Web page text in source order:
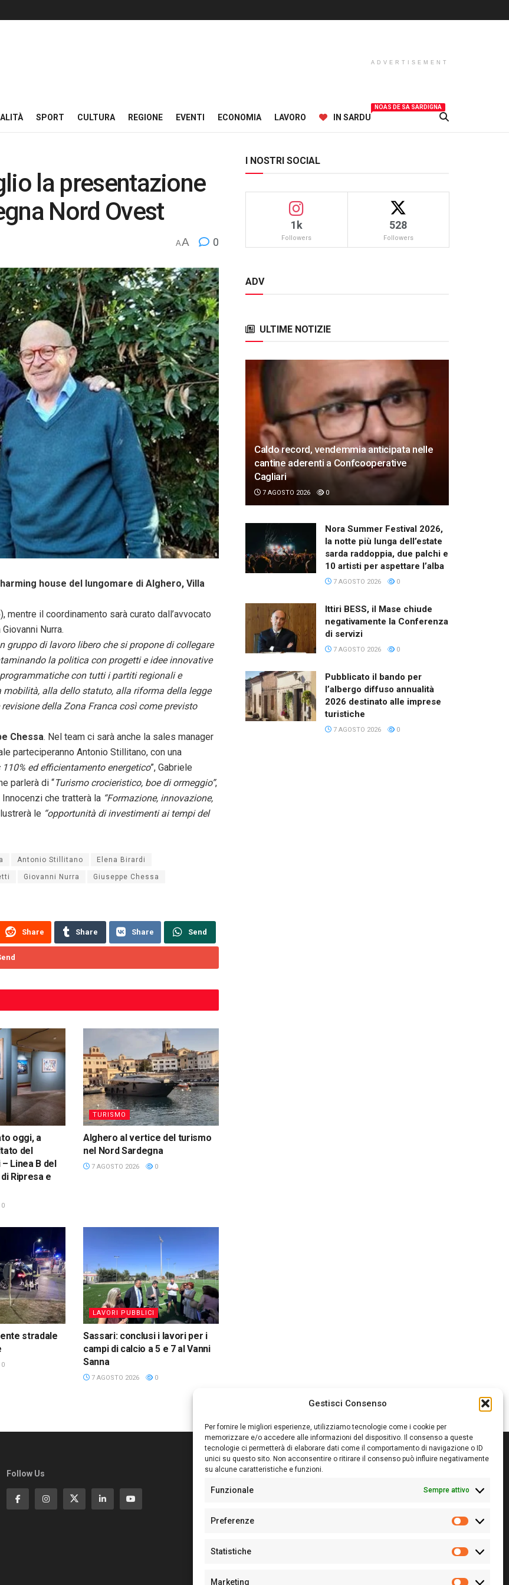
Gestisci Consenso
Per fornire le migliori esperienze, utilizziamo tecnologie come i cookie per
memorizzare e/o accedere alle informazioni del dispositivo. Il consenso a queste
tecnologie ci permetterà di elaborare dati come il comportamento di navigazione o ID
unici su questo sito. Non acconsentire o ritirare il consenso può influire negativamente
su alcune caratteristiche e funzioni.
Funzionale Sempre attivo
Preferenze
Statistiche
Statistiche
Marketing
ADVERTISEMENT
SPORT CULTURA REGIONE EVENTI ECONOMIA LAVORO IN SARDU
NOAS DE SA SARDIGNA
la presentazione
Nord Ovest
AA 0
house del lungomare di Alghero, Villa
il coordinamento sarà curato dall’avvocato
Nurra.
gruppo di lavoro libero che si propone di collegare
la politica con progetti e idee innovative
con tutti i partiti regionali e
alla dello statuto, alla riforma della legge
della Zona Franca così come previsto
Chessa. Nel team ci sarà anche la sales manager
parteciperanno Antonio Stillitano, con una
ed efficientamento energetico”, Gabriele
parlerà di “Turismo crocieristico, boe di ormeggio”,
Innocenzi che tratterà la “Formazione, innovazione,
le “opportunità di investimenti ai tempi del
Antonio Stillitano Elena Birardi
Giovanni Nurra Giuseppe Chessa
Share Share Share Send
oggi, a
del
Linea B del
Ripresa e
TURISMO
Alghero al vertice del turismo
nel Nord Sardegna
7 AGOSTO 2026 0
stradale
LAVORI PUBBLICI
Sassari: conclusi i lavori per i
campi di calcio a 5 e 7 al Vanni
Sanna
7 AGOSTO 2026 0
I NOSTRI SOCIAL
1k
Followers
528
Followers
ADV
ULTIME NOTIZIE
Caldo record, vendemmia anticipata nelle
cantine aderenti a Confcooperative
Cagliari
7 AGOSTO 2026 0
Nora Summer Festival 2026,
la notte più lunga dell’estate
sarda raddoppia, due palchi e
10 artisti per aspettare l’alba
7 AGOSTO 2026 0
Ittiri BESS, il Mase chiude
negativamente la Conferenza
di servizi
7 AGOSTO 2026 0
Pubblicato il bando per
l’albergo diffuso annualità
2026 destinato alle imprese
turistiche
7 AGOSTO 2026 0
Follow Us Editore:Giampaolo Cirronis Ditta individuale
Sede:
N° di iscrizione al ROC:
N° 128/2020 del 10/02/2020
Per la Pubblicità: